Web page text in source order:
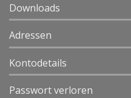
Downloads
Adressen
Kontodetails
Passwort verloren